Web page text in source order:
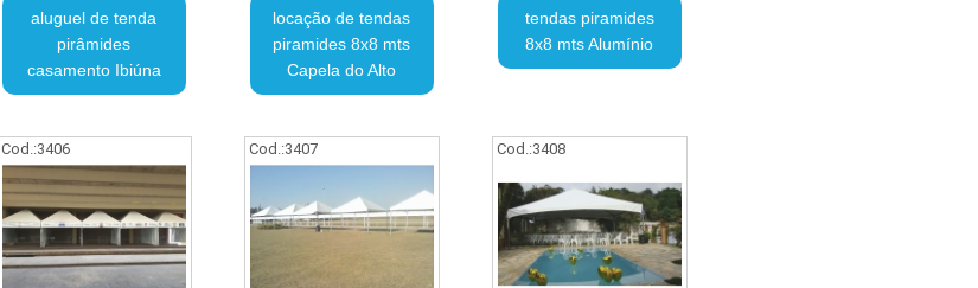
aluguel de tenda
pirâmides
casamento Ibiúna
locação de tendas
piramides 8x8 mts
Capela do Alto
tendas piramides
8x8 mts Alumínio
Cod.:3406 Cod.:3407 Cod.:3408